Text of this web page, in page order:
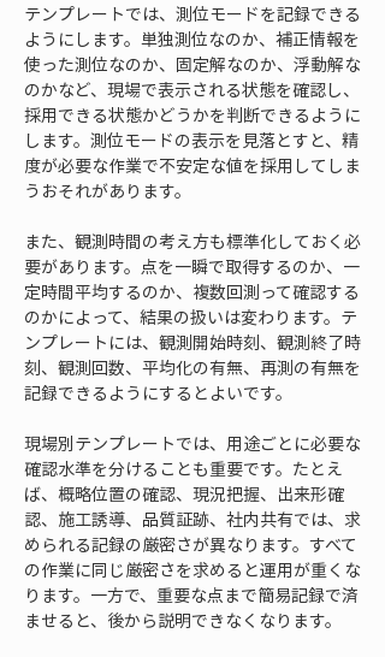
テンプレートでは、測位モードを記録できる
ようにします。単独測位なのか、補正情報を
使った測位なのか、固定解なのか、浮動解な
のかなど、現場で表示される状態を確認し、
採用できる状態かどうかを判断できるように
します。測位モードの表示を見落とすと、精
度が必要な作業で不安定な値を採用してしま
うおそれがあります。
また、観測時間の考え方も標準化しておく必
要があります。点を一瞬で取得するのか、一
定時間平均するのか、複数回測って確認する
のかによって、結果の扱いは変わります。テ
ンプレートには、観測開始時刻、観測終了時
刻、観測回数、平均化の有無、再測の有無を
記録できるようにするとよいです。
現場別テンプレートでは、用途ごとに必要な
確認水準を分けることも重要です。たとえ
ば、概略位置の確認、現況把握、出来形確
認、施工誘導、品質証跡、社内共有では、求
められる記録の厳密さが異なります。すべて
の作業に同じ厳密さを求めると運用が重くな
ります。一方で、重要な点まで簡易記録で済
ませると、後から説明できなくなります。